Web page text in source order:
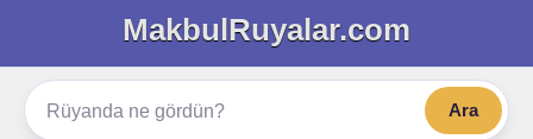
MakbulRuyalar.com
Ara